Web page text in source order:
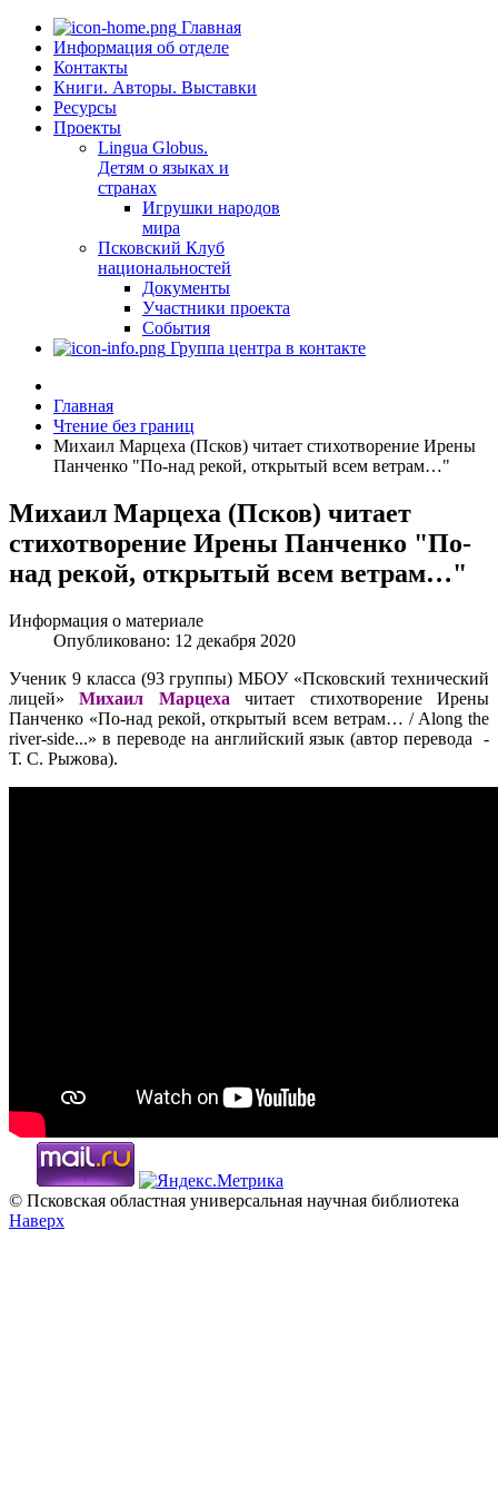
Главная
Информация об отделе
Контакты
Книги. Авторы. Выставки
Ресурсы
Проекты
Lingua Globus.
Детям о языках и
странах
Игрушки народов
мира
Псковский Клуб
национальностей
Документы
Участники проекта
События
Группа центра в контакте
Главная
Чтение без границ
Михаил Марцеха (Псков) читает стихотворение Ирены
Панченко "По-над рекой, открытый всем ветрам…"
Михаил Марцеха (Псков) читает
стихотворение Ирены Панченко "По-
над рекой, открытый всем ветрам…"
Информация о материале
Опубликовано: 12 декабря 2020
Ученик 9 класса (93 группы) МБОУ «Псковский технический
лицей»Михаил Марцеха читает стихотворение Ирены
Панченко «По-над рекой, открытый всем ветрам… / Along the
river-side...» в переводе на английский язык (автор перевода -
Т. С. Рыжова).
© Псковская областная универсальная научная библиотека
Наверх